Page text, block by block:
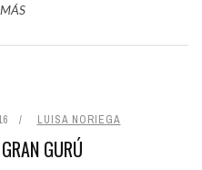
LUISA NORIEGA
GURÚ